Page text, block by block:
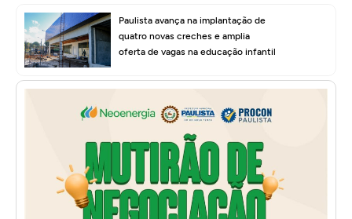
Paulista avança na implantação de
quatro novas creches e amplia
oferta de vagas na educação infantil